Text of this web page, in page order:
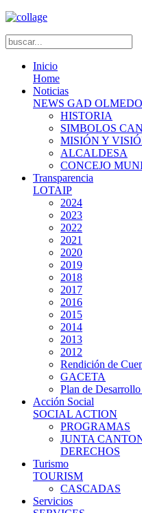
Inicio
Home
Noticias
NEWS GAD OLMEDO
HISTORIA
SIMBOLOS
MISIÓN Y
ALCALDESA
CONCEJO
Transparencia
LOTAIP
2024
2023
2022
2021
2020
2019
2018
2017
2016
2015
2014
2013
2012
Rendición de
GACETA
Plan de
Acción Social
SOCIAL ACTION
PROGRAMAS
JUNTA
DERECHOS
Turismo
TOURISM
CASCADAS
Servicios